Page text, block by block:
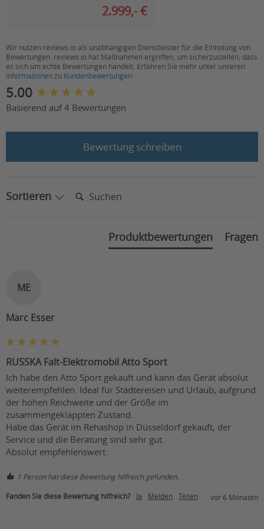
Außenbereichstauglich,
Leergewicht inkl.
Batterien (in kg):
32, Akku: 1,85, hinteres Bauteil:
17,5, vorderes Bauteil: 12,5 (ohne
Akku)
Akkukapazität (in
V/Ah):
zugelassen für Flug- und
120
2.999,- €
Wir nutzen reviews.io als unabhängigen Dienstleister für die Einholung von
Bewertungen. reviews.io hat Maßnahmen ergriffen, um sicherzustellen, dass
es sich um echte Bewertungen handelt. Erfahren Sie mehr unter unseren
Informationen zu Kundenbewertungen
5.00
Basierend auf 4 Bewertungen
Bewertung schreiben
Sortieren Suchen:
Produktbewertungen Fragen
ME
Marc Esser
RUSSKA Falt-Elektromobil Atto Sport
Ich habe den Atto Sport gekauft und kann das Gerät absolut
weiterempfehlen. Ideal für Städtereisen und Urlaub, aufgrund
der hohen Reichweite und der Größe im
zusammengeklappten Zustand.
Habe das Gerät im Rehashop in Düsseldorf gekauft, der
Service und die Beratung sind sehr gut.
1 Person hat diese Bewertung hilfreich gefunden.
Fanden Sie diese Bewertung hilfreich? Ja Melden Teilen vor 6 Monaten
New content loaded